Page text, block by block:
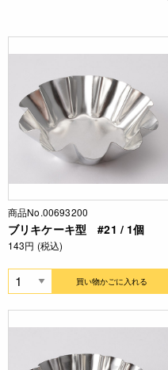
商品No.00693200
ブリキケーキ型 #21 / 1個
143円 (税込)
買い物かごに入れる